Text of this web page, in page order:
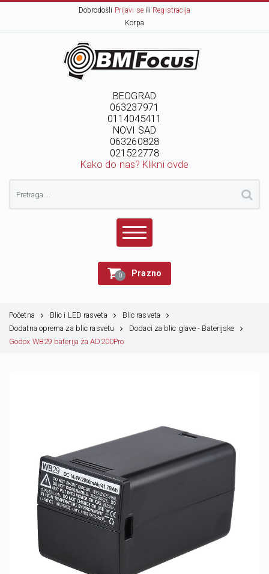
Dobrodošli Prijavi seili Registracija
Korpa
BEOGRAD
063237971
0114045411
NOVI SAD
063260828
021522778
Kako do nas? Klikni ovde
0 Prazno
Početna Blic i LED rasveta
Blic rasveta
Dodatna oprema za blic rasvetu
Dodaci za blic glave - Baterijske
Godox WB29 baterija za AD200Pro